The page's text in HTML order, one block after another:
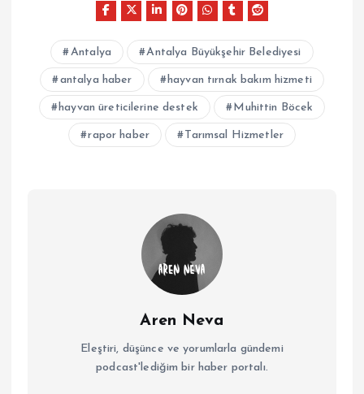
Antalya Antalya Büyükşehir Belediyesi
antalya haber hayvan tırnak bakım hizmeti
hayvan üreticilerine destek Muhittin Böcek
rapor haber Tarımsal Hizmetler
Aren Neva
Eleştiri, düşünce ve yorumlarla gündemi
podcast'lediğim bir haber portalı.